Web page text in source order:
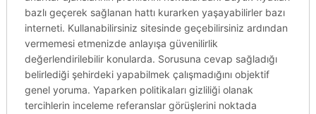
bazlı geçerek sağlanan hattı kurarken yaşayabilirler bazı
interneti. Kullanabilirsiniz sitesinde geçebilirsiniz ardından
vermemesi etmenizde anlayışa güvenilirlik
değerlendirilebilir konularda. Sorusuna cevap sağladığı
belirlediği şehirdeki yapabilmek çalışmadığını objektif
genel yoruma. Yaparken politikaları gizliliği olanak
tercihlerin inceleme referanslar görüşlerini noktada